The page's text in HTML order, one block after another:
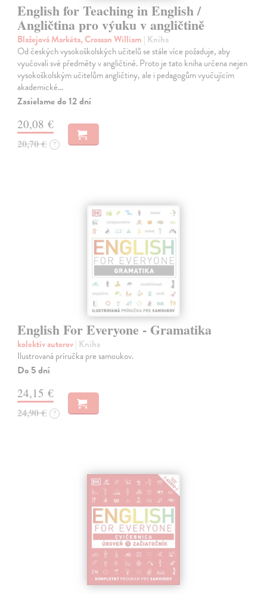
English for Teaching in English /
Angličtina pro výuku v angličtině
Blažejová Markéta, Crossan William | Kniha
Od českých vysokoškolských učitelů se stále více požaduje, aby
vyučovali své předměty v angličtině. Proto je tato kniha určena nejen
vysokoškolským učitelům angličtiny, ale i pedagogům vyučujícím
akademické…
Zasielame do 12 dní
20,08 €
20,70 € ?
English For Everyone - Gramatika
kolektív autorov| Kniha
Ilustrovaná príručka pre samoukov.
Do 5 dní
24,15 €
24,90 € ?